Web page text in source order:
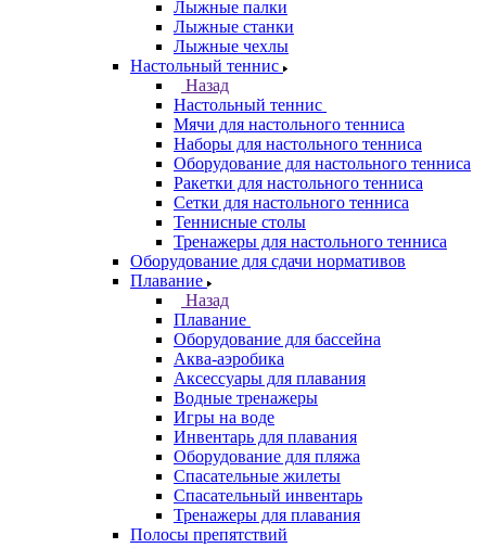
Лыжные палки
Лыжные станки
Лыжные чехлы
Настольный теннис
Назад
Настольный теннис
Мячи для настольного тенниса
Наборы для настольного тенниса
Оборудование для настольного тенниса
Ракетки для настольного тенниса
Сетки для настольного тенниса
Теннисные столы
Тренажеры для настольного тенниса
Оборудование для сдачи нормативов
Плавание
Назад
Плавание
Оборудование для бассейна
Аква-аэробика
Аксессуары для плавания
Водные тренажеры
Игры на воде
Инвентарь для плавания
Оборудование для пляжа
Спасательные жилеты
Спасательный инвентарь
Тренажеры для плавания
Полосы препятствий